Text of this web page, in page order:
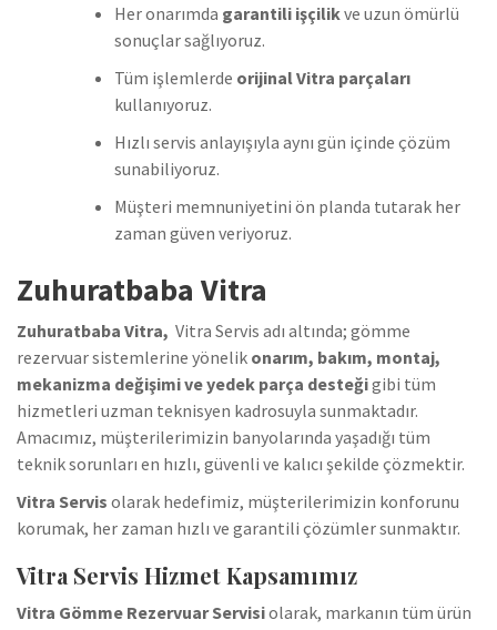
Her onarımda garantili işçilikve uzun ömürlü
sonuçlar sağlıyoruz.
Tüm işlemlerde orijinal Vitra parçaları
kullanıyoruz.
Hızlı servis anlayışıyla aynı gün içinde çözüm
sunabiliyoruz.
Müşteri memnuniyetini ön planda tutarak her
zaman güven veriyoruz.
Zuhuratbaba Vitra
Zuhuratbaba Vitra, Vitra Servis adı altında; gömme
rezervuar sistemlerine yönelik onarım, bakım, montaj,
mekanizma değişimi ve yedek parça desteğigibi tüm
hizmetleri uzman teknisyen kadrosuyla sunmaktadır.
Amacımız, müşterilerimizin banyolarında yaşadığı tüm
teknik sorunları en hızlı, güvenli ve kalıcı şekilde çözmektir.
Vitra Servis olarak hedefimiz, müşterilerimizin konforunu
korumak, her zaman hızlı ve garantili çözümler sunmaktır.
Vitra Servis Hizmet Kapsamımız
Vitra Gömme Rezervuar Servisiolarak, markanın tüm ürün